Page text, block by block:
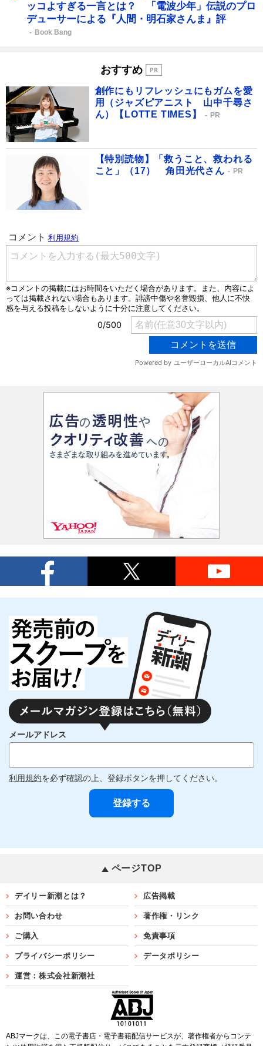
ッコよすぎる一言とは？ 「電波少年」伝説のプロ
デューサーによる『人間・明石家さんま』評
Book Bang
おすすめ
創作にもリフレッシュにもガムを愛
用（ジャズピアニスト 山中千尋さ
ん）【LOTTE TIMES】
PR
【特別読物】「救うこと、救われる
こと」（17） 角田光代さん
PR
メールアドレス
利用規約を必ず確認の上、登録ボタンを押してください。
ページTOP
デイリー新潮とは？ 広告掲載
お問い合わせ 著作権・リンク
ご購入 免責事項
プライバシーポリシー データポリシー
運営：株式会社新潮社
ABJマークは、この電子書店・電子書籍配信サービスが、著作権者からコンテ